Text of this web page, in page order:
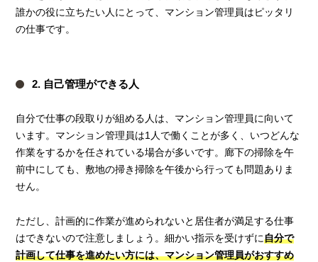
誰かの役に立ちたい人にとって、マンション管理員はピッタリ
の仕事です。
2. 自己管理ができる人
自分で仕事の段取りが組める人は、マンション管理員に向いて
います。マンション管理員は1人で働くことが多く、いつどんな
作業をするかを任されている場合が多いです。廊下の掃除を午
前中にしても、敷地の掃き掃除を午後から行っても問題ありま
せん。
ただし、計画的に作業が進められないと居住者が満足する仕事
はできないので注意しましょう。細かい指示を受けずに自分で
計画して仕事を進めたい方には、マンション管理員がおすすめ